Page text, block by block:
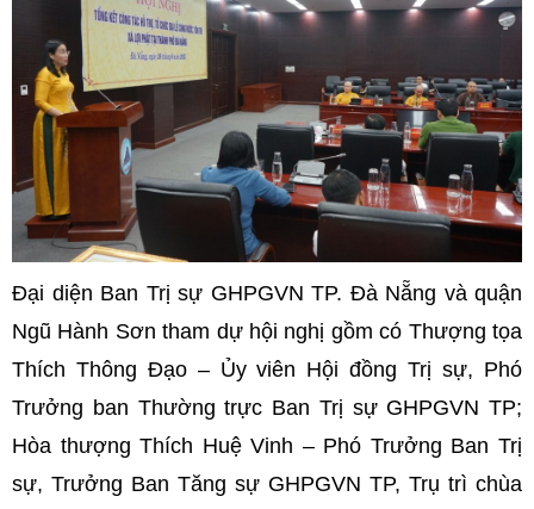
Đại diện Ban Trị sự GHPGVN TP. Đà Nẵng và quận
Ngũ Hành Sơn tham dự hội nghị gồm có Thượng tọa
Thích Thông Đạo – Ủy viên Hội đồng Trị sự, Phó
Trưởng ban Thường trực Ban Trị sự GHPGVN TP;
Hòa thượng Thích Huệ Vinh – Phó Trưởng Ban Trị
sự, Trưởng Ban Tăng sự GHPGVN TP, Trụ trì chùa